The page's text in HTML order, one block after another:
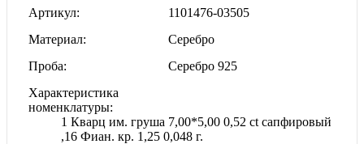
Артикул
1101476-03505
Материал
Серебро
Проба
Серебро 925
Характеристика
номенклатуры
1 Кварц им. груша 7,00*5,00 0,52 ct сапфировый
,16 Фиан. кр. 1,25 0,048 г.